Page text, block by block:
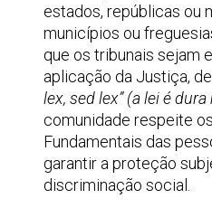
estados, repúblicas ou
municípios ou
que os tribunais sejam
aplicação da Justiça,
lex, sed lex” (a lei é dura
comunidade respeite
Fundamentais das
garantir a proteção
discriminação social.